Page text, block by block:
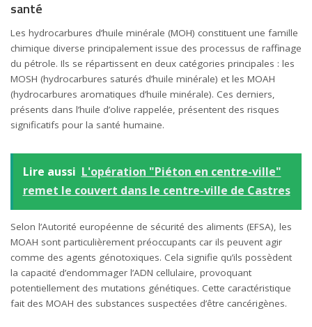
santé
Les hydrocarbures d’huile minérale (MOH) constituent une famille
chimique diverse principalement issue des processus de raffinage
du pétrole. Ils se répartissent en deux catégories principales : les
MOSH (hydrocarbures saturés d’huile minérale) et les MOAH
(hydrocarbures aromatiques d’huile minérale). Ces derniers,
présents dans l’huile d’olive rappelée, présentent des risques
significatifs pour la santé humaine.
Lire aussi L'opération "Piéton en centre-ville"
remet le couvert dans le centre-ville de Castres
Selon l’Autorité européenne de sécurité des aliments (EFSA), les
MOAH sont particulièrement préoccupants car ils peuvent agir
comme des agents génotoxiques. Cela signifie qu’ils possèdent
la capacité d’endommager l’ADN cellulaire, provoquant
potentiellement des mutations génétiques. Cette caractéristique
fait des MOAH des substances suspectées d’être cancérigènes.